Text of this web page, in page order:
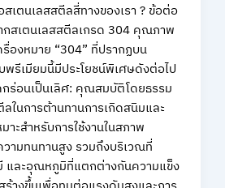
เตนเลสสตีลสี่ทางของเรา ? ข้อต่อ
กสเตนเลสสตีลเกรด 304 คุณภาพ
องหมาย “304” ที่ปรากฏบน
รีเมียมนี้มีประโยชน์พิเศษดังต่อไป
ร่อนเป็นเลิศ: คุณสมบัติโดยธรรม
ในการต้านทานการเกิดสนิมและ
าะสำหรับการใช้งานในสภาพ
ามทนทานสูง รวมถึงบริเวณที่
และอุณหภูมิที่แตกต่างกันความแข็ง